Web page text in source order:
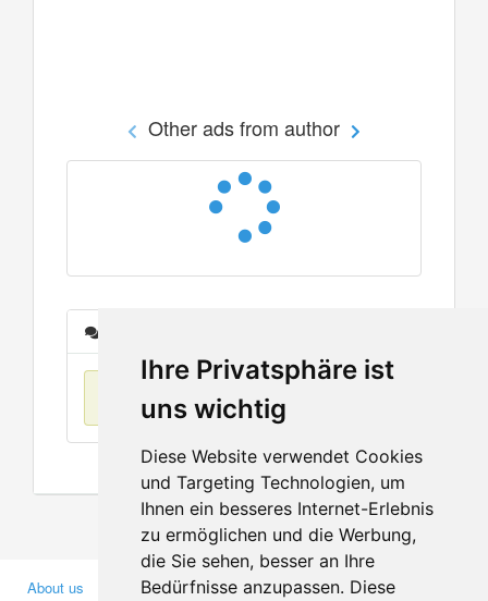
Ihre Privatsphäre ist
uns wichtig
Diese Website verwendet Cookies
und Targeting Technologien, um
Ihnen ein besseres Internet-Erlebnis
zu ermöglichen und die Werbung,
die Sie sehen, besser an Ihre
Bedürfnisse anzupassen. Diese
Other ads from author
No items found
About us Business Partners